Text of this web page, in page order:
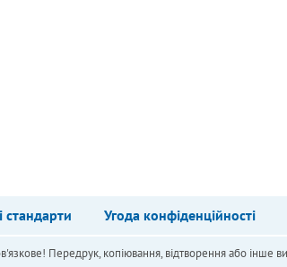
стандарти Угода конфіденційності
Передрук, копіювання, відтворення або інше